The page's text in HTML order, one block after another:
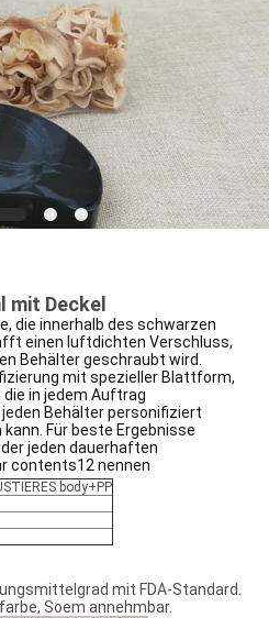
mit Deckel
die innerhalb des schwarzen
einen luftdichten Verschluss,
Behälter geschraubt wird.
mit spezieller Blattform,
in jedem Auftrag
Behälter personifiziert
Für beste Ergebnisse
jeden dauerhaften
contents12 nennen
body+PP
mit FDA-Standard.
Soem annehmbar.